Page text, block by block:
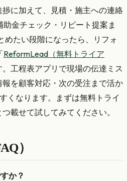
に加えて、見積・施主への連絡
金チェック・リピート提案ま
めたい段階になったら、リフォ
ReformLead（無料トライア
。工程表アプリで現場の伝達ミス
を顧客対応・次の受注まで活か
くなります。まずは無料トライ
載せて試してみてください。
）
か？